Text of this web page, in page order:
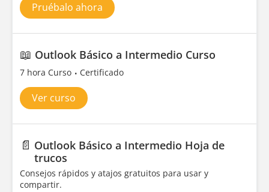
Pruébalo ahora
📖 Outlook Básico a Intermedio Curso
7 hora Curso Certificado
Ver curso
📄 Outlook Básico a Intermedio Hoja de
trucos
Consejos rápidos y atajos gratuitos para usar y
compartir.